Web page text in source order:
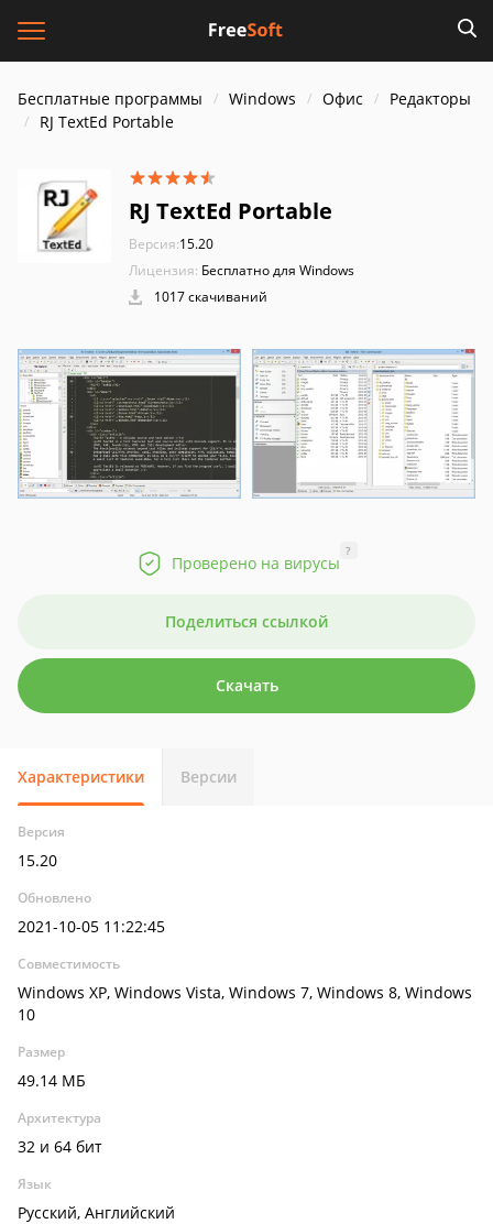
Бесплатные программы Windows Офис
Редакторы
RJ TextEd Portable
RJ TextEd Portable
Версия:15.20
Лицензия: Бесплатно для Windows
1017 скачиваний
Проверено на вирусы
?
Поделиться ссылкой
Скачать
Характеристики Версии
Версия
15.20
Обновлено
2021-10-05 11:22:45
Совместимость
Windows XP, Windows Vista, Windows 7, Windows 8, Windows
10
Размер
49.14 МБ
Архитектура
32 и 64 бит
Язык
Русский, Английский